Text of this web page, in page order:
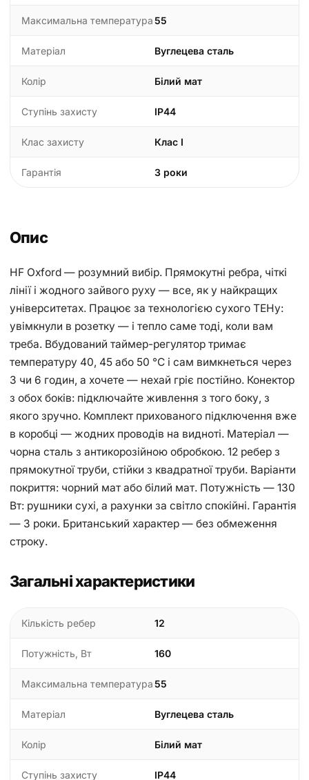
Максимальна температура55
Матеріал Вуглецева сталь
Колір Білий мат
Ступінь захисту IP44
Клас захисту Клас I
Гарантія 3 роки
Опис
HF Oxford — розумний вибір. Прямокутні ребра, чіткі
лінії і жодного зайвого руху — все, як у найкращих
університетах. Працює за технологією сухого ТЕНу:
увімкнули в розетку — і тепло саме тоді, коли вам
треба. Вбудований таймер-регулятор тримає
температуру 40, 45 або 50 °С і сам вимкнеться через
3 чи 6 годин, а хочете — нехай гріє постійно. Конектор
з обох боків: підключайте живлення з того боку, з
якого зручно. Комплект прихованого підключення вже
в коробці — жодних проводів на видноті. Матеріал —
чорна сталь з антикорозійною обробкою. 12 ребер з
прямокутної труби, стійки з квадратної труби. Варіанти
покриття: чорний мат або білий мат. Потужність — 130
Вт: рушники сухі, а рахунки за світло спокійні. Гарантія
— 3 роки. Британський характер — без обмеження
строку.
Загальні характеристики
Кількість ребер 12
Потужність, Вт 160
Максимальна температура55
Матеріал Вуглецева сталь
Колір Білий мат
Ступінь захисту IP44